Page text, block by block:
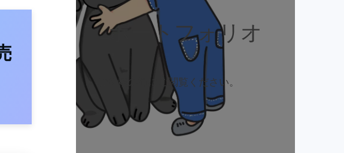
ポートフォリオ
ご依頼の前にご閲覧ください。